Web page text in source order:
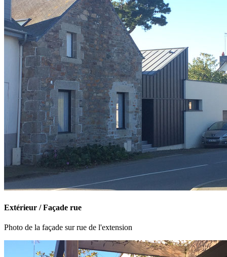
Extérieur / Façade rue
Photo de la façade sur rue de l'extension